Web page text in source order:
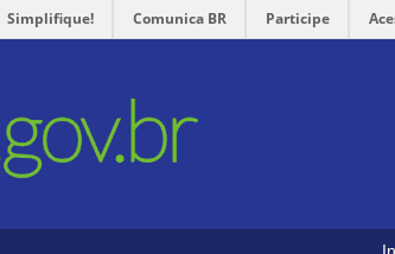
Simplifique! Comunica BR Participe